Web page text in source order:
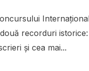
recorduri istorice:
și cea mai...